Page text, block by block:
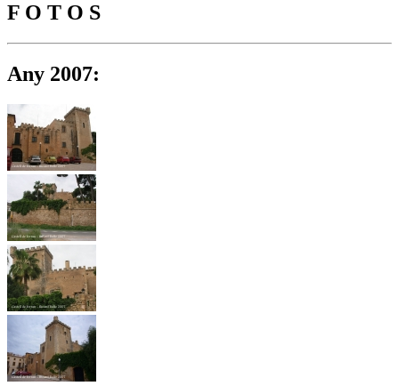
F O T O S
Any 2007: